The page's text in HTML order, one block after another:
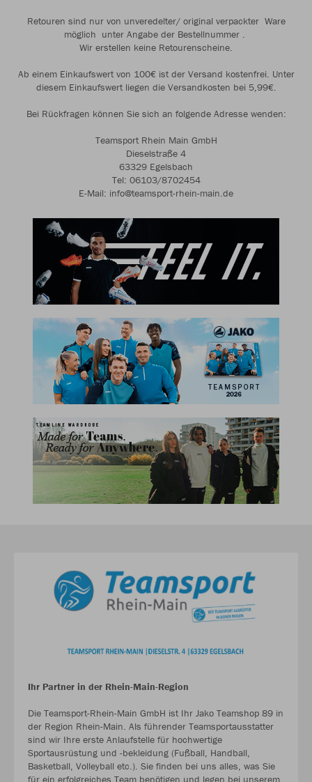
Retouren sind nur von unveredelter/ original verpackter Ware
möglich unter Angabe der Bestellnummer .
Wir erstellen keine Retourenscheine.
Ab einem Einkaufswert von 100€ ist der Versand kostenfrei. Unter
diesem Einkaufswert liegen die Versandkosten bei 5,99€.
Bei Rückfragen können Sie sich an folgende Adresse wenden:
Teamsport Rhein Main GmbH
Dieselstraße 4
63329 Egelsbach
Tel: 06103/8702454
E-Mail: info@teamsport-rhein-main.de
Ihr Partner in der Rhein-Main-Region
Die Teamsport-Rhein-Main GmbH ist Ihr Jako Teamshop 89 in
der Region Rhein-Main. Als führender Teamsportausstatter
sind wir Ihre erste Anlaufstelle für hochwertige
Sportausrüstung und -bekleidung (Fußball, Handball,
Basketball, Volleyball etc.). Sie finden bei uns alles, was Sie
für ein erfolgreiches Team benötigen und legen bei unserem